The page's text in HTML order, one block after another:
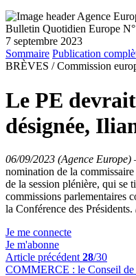
Bulletin Quotidien Europe
7 septembre 2023
Sommaire Publication
BRÈVES / Commission
Le PE
désignée,
06/09/2023 (Agence Europe)
nomination de la
de la session plénière, qui se
commissions parlementaires
la Conférence des Présidents.
Je me connecte
Je m'abonne
Article précédent 28/30
COMMERCE : le Conseil